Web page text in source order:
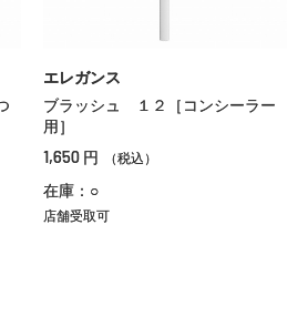
エレガンス
ブラッシュ １２［コンシーラー
用］
1,650 円 （税込）
在庫：○
店舗受取可